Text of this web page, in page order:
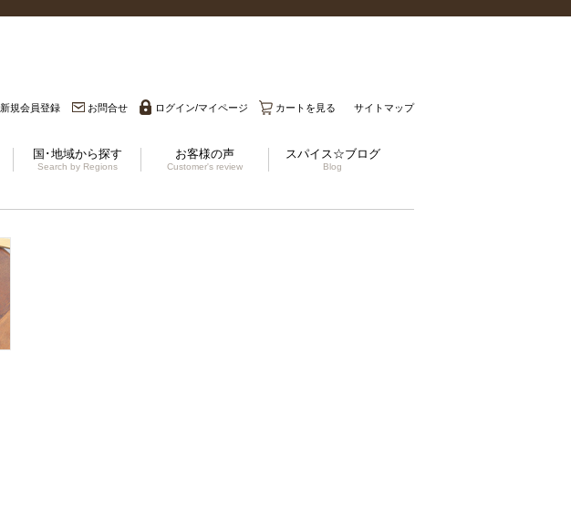
新規会員登録 お問合せ ログイン/マイページ カートを見る サイトマップ
国･地域から探す
Search by Regions
お客様の声
Customer's review
スパイス☆ブログ
Blog